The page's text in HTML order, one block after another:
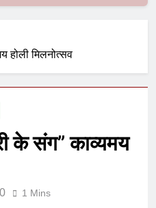
होली मिलनोत्सव
के संग” काव्यमय
0 1 Mins